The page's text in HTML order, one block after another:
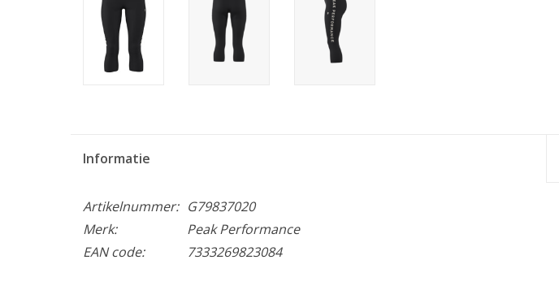
Informatie
Artikelnummer: G79837020
Merk:
Peak Performance
EAN code:
7333269823084